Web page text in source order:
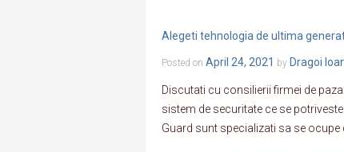
Alegeti tehnologia de ultima
Posted on April 24, 2021 by Dragoi
Discutati cu consilierii firmei de
sistem de securitate ce se
Guard sunt specializati sa se ocupe